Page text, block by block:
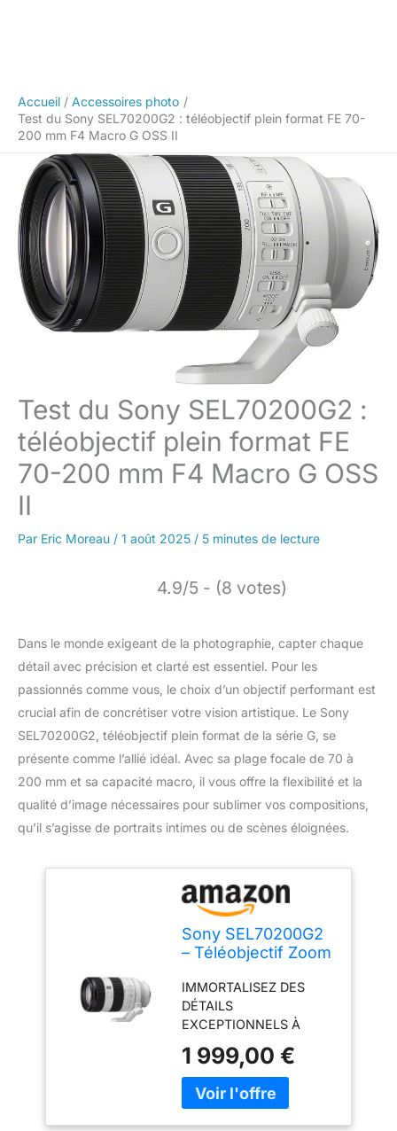
Accueil
Accessoires photo
Test du Sony SEL70200G2 : téléobjectif plein format FE 70-
200 mm F4 Macro G OSS II
Test du Sony SEL70200G2 :
téléobjectif plein format FE
70-200 mm F4 Macro G OSS
II
Par Eric Moreau / 1 août 2025 / 5 minutes de lecture
4.9/5 - (8 votes)
Dans le monde exigeant de la photographie, capter chaque
détail avec précision et clarté est essentiel. Pour les
passionnés comme vous, le choix d’un objectif performant est
crucial afin de concrétiser votre vision artistique. Le Sony
SEL70200G2, téléobjectif plein format de la série G, se
présente comme l’allié idéal. Avec sa plage focale de 70 à
200 mm et sa capacité macro, il vous offre la flexibilité et la
qualité d’image nécessaires pour sublimer vos compositions,
qu’il s’agisse de portraits intimes ou de scènes éloignées.
Sony SEL70200G2
– Téléobjectif Zoom
pour Plein Format
et APS-C (léger,
Monture E, idéal
pour la Nature, Le
Sport et Les
Portraits,
Compatible avec
Les séries A7, ZV-
IMMORTALISEZ DES
DÉTAILS
EXCEPTIONNELS À
en verre innovantes pour
une qualité d'image
exceptionnelle. Idéal
1 999,00 €